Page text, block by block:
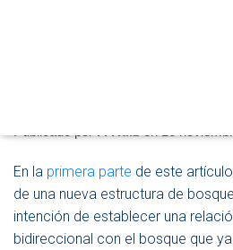
En la primera parte de este
de una nueva estructura de
intención de establecer una
bidireccional con el bosque que